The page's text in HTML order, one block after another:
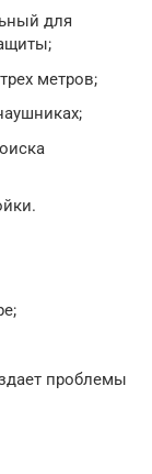
для
метров;
проблемы